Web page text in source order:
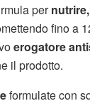
per
fino a
erogatore
il prodotto.
formulate con